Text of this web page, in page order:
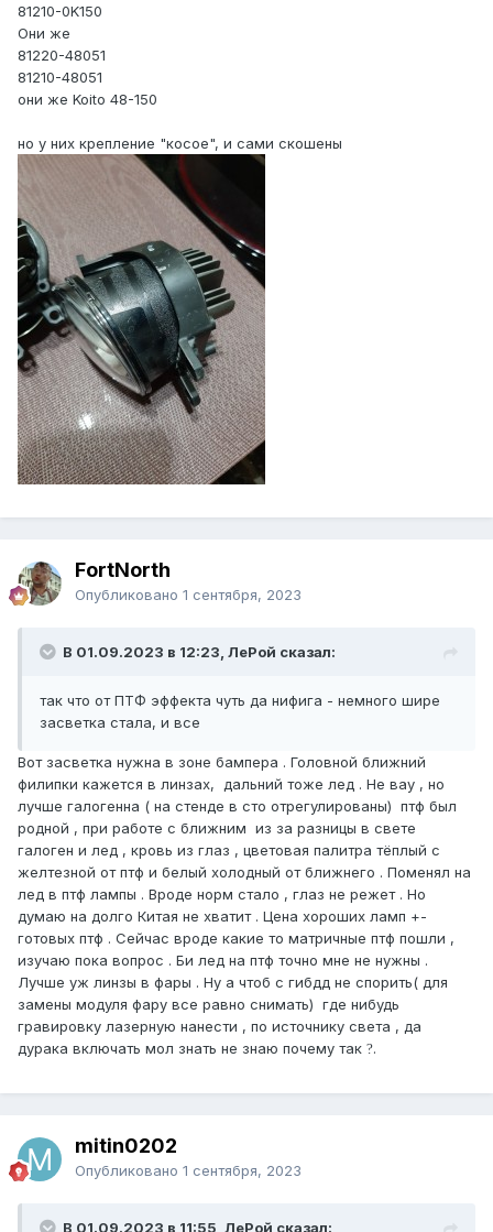
81210-0K150
Они же
81220-48051
81210-48051
они же Koito 48-150
но у них крепление "косое", и сами скошены
FоrtNorth
Опубликовано 1 сентября, 2023
В 01.09.2023 в 12:23, ЛеРой сказал:
так что от ПТФ эффекта чуть да нифига - немного шире
засветка стала, и все
Вот засветка нужна в зоне бампера . Головной ближний
филипки кажется в линзах, дальний тоже лед . Не вау , но
лучше галогенна ( на стенде в сто отрегулированы) птф был
родной , при работе с ближним из за разницы в свете
галоген и лед , кровь из глаз , цветовая палитра тёплый с
желтезной от птф и белый холодный от ближнего . Поменял на
лед в птф лампы . Вроде норм стало , глаз не режет . Но
думаю на долго Китая не хватит . Цена хороших ламп +-
готовых птф . Сейчас вроде какие то матричные птф пошли ,
изучаю пока вопрос . Би лед на птф точно мне не нужны .
Лучше уж линзы в фары . Ну а чтоб с гибдд не спорить( для
замены модуля фару все равно снимать) где нибудь
гравировку лазерную нанести , по источнику света , да
дурака включать мол знать не знаю почему так ?.
mitin0202
Опубликовано 1 сентября, 2023
В 01.09.2023 в 11:55, ЛеРой сказал: